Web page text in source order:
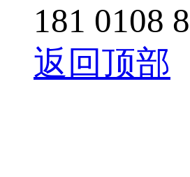
181 0108
返回顶部